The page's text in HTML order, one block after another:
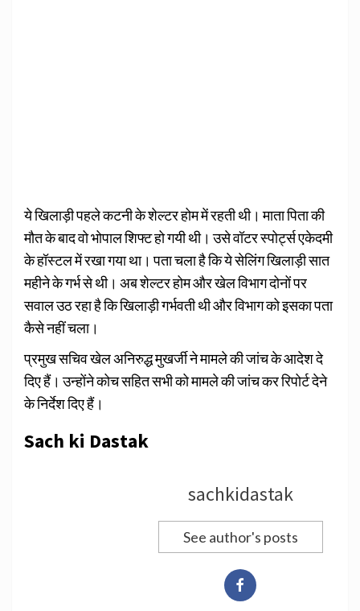
ये खिलाड़ी पहले कटनी के शेल्टर होम में रहती थी। माता पिता की
मौत के बाद वो भोपाल शिफ्ट हो गयी थी। उसे वॉटर स्पोर्ट्स एकेदमी
के हॉस्टल में रखा गया था। पता चला है कि ये सेलिंग खिलाड़ी सात
महीने के गर्भ से थी। अब शेल्टर होम और खेल विभाग दोनों पर
सवाल उठ रहा है कि खिलाड़ी गर्भवती थी और विभाग को इसका पता
कैसे नहीं चला।
प्रमुख सचिव खेल अनिरुद्ध मुखर्जी ने मामले की जांच के आदेश दे
दिए हैं। उन्होंने कोच सहित सभी को मामले की जांच कर रिपोर्ट देने
के निर्देश दिए हैं।
Sach ki Dastak
sachkidastak
See author's posts